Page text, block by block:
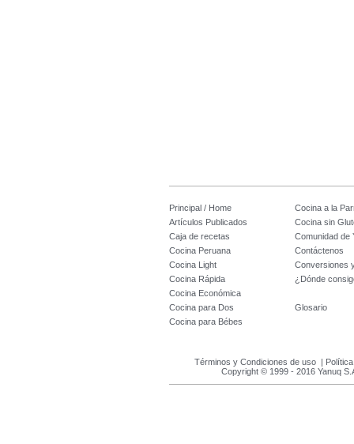
Principal / Home
Cocina a la
Artículos Publicados
Cocina sin
Caja de recetas
Comunidad de
Cocina Peruana
Contáctenos
Cocina Light
Conversiones
Cocina Rápida
¿Dónde
Cocina Económica
Cocina para Dos
Glosario
Cocina para Bébes
Términos y Condiciones de uso |
Copyright © 1999 - 2016 Yanuq